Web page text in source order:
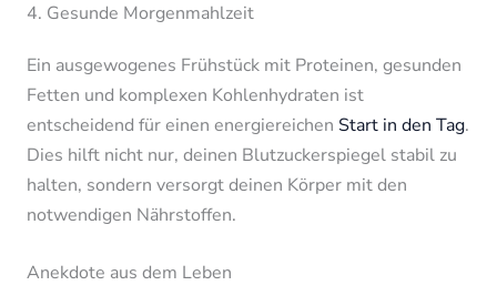
4. Gesunde Morgenmahlzeit
Ein ausgewogenes Frühstück mit Proteinen, gesunden
Fetten und komplexen Kohlenhydraten ist
entscheidend für einen energiereichen Start in den Tag.
Dies hilft nicht nur, deinen Blutzuckerspiegel stabil zu
halten, sondern versorgt deinen Körper mit den
notwendigen Nährstoffen.
Anekdote aus dem Leben